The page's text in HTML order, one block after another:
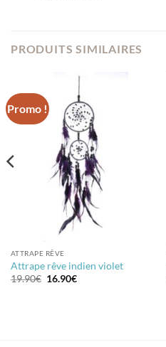
PRODUITS SIMILAIRES
Promo !
ATTRAPE RÊVE
Attrape rêve indien violet
19.90€ Le
16.90€Le